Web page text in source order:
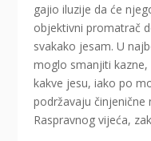
gajio iluzije da će
objektivni promatrač
svakako jesam. U
moglo smanjiti
kakve jesu, iako po
podržavaju činjenične
Raspravnog vijeća,